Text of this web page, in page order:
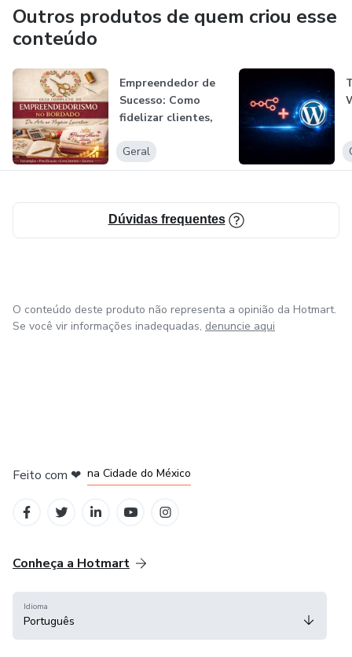
Outros produtos de quem criou esse
conteúdo
Empreendedor de
Sucesso: Como
fidelizar clientes,
Geral
Dúvidas frequentes
O conteúdo deste produto não representa a opinião da Hotmart.
Se você vir informações inadequadas, denuncie aqui
Feito com ❤ na Cidade do México
Conheça a Hotmart
Idioma
Português